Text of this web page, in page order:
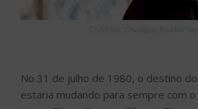
No 31 de julho de 1980, o destino
estaria mudando para sempre com